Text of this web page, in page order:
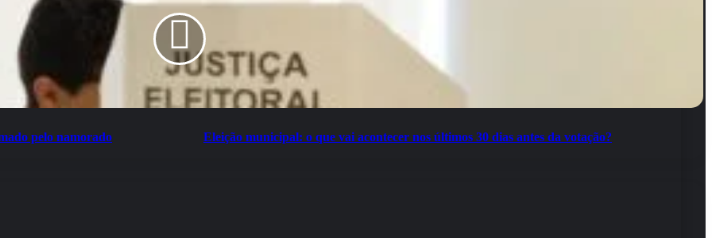
pelo namorado Eleição municipal: o que vai acontecer nos últimos 30 dias antes da votação?